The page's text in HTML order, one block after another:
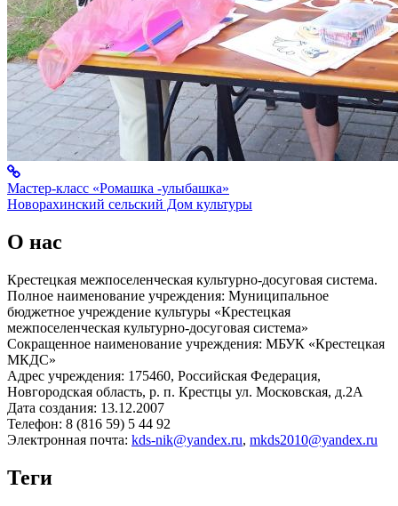
Мастер-класс «Ромашка -улыбашка»
Новорахинский сельский Дом культуры
О нас
Крестецкая межпоселенческая культурно-досуговая система.
Полное наименование учреждения: Муниципальное
бюджетное учреждение культуры «Крестецкая
межпоселенческая культурно-досуговая система»
Сокращенное наименование учреждения: МБУК «Крестецкая
МКДС»
Адрес учреждения: 175460, Российская Федерация,
Новгородская область, р. п. Крестцы ул. Московская, д.2А
Дата создания: 13.12.2007
Телефон: 8 (816 59) 5 44 92
Электронная почта: kds-nik@yandex.ru, mkds2010@yandex.ru
Теги